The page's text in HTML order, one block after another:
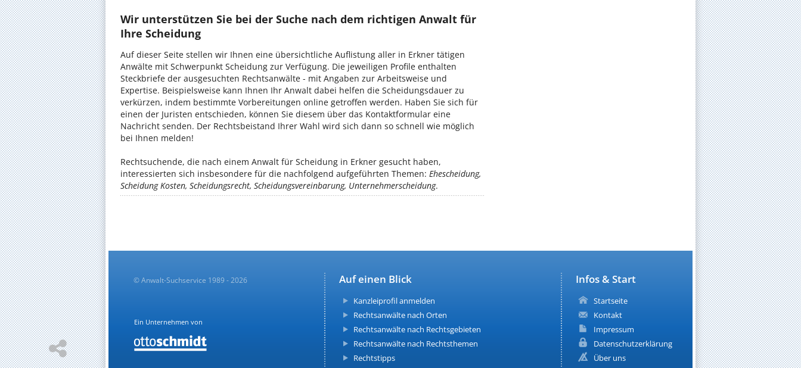
Wir unterstützen Sie bei der Suche nach dem richtigen Anwalt für
Ihre Scheidung
Auf dieser Seite stellen wir Ihnen eine übersichtliche Auflistung aller in Erkner tätigen
Anwälte mit Schwerpunkt Scheidung zur Verfügung. Die jeweiligen Profile enthalten
Steckbriefe der ausgesuchten Rechtsanwälte - mit Angaben zur Arbeitsweise und
Expertise. Beispielsweise kann Ihnen Ihr Anwalt dabei helfen die Scheidungsdauer zu
verkürzen, indem bestimmte Vorbereitungen online getroffen werden. Haben Sie sich für
einen der Juristen entschieden, können Sie diesem über das Kontaktformular eine
Nachricht senden. Der Rechtsbeistand Ihrer Wahl wird sich dann so schnell wie möglich
bei Ihnen melden!
Rechtsuchende, die nach einem Anwalt für Scheidung in Erkner gesucht haben,
interessierten sich insbesondere für die nachfolgend aufgeführten Themen: Ehescheidung,
Scheidung Kosten, Scheidungsrecht, Scheidungsvereinbarung, Unternehmerscheidung.
Infos & Start
Startseite
Kontakt
Impressum
Datenschutzerklärung
Über uns
Auf einen Blick
Kanzleiprofil anmelden
Rechtsanwälte nach Orten
Rechtsanwälte nach Rechtsgebieten
Rechtsanwälte nach Rechtsthemen
Rechtstipps
© Anwalt-Suchservice 1989 - 2026
Ein Unternehmen von